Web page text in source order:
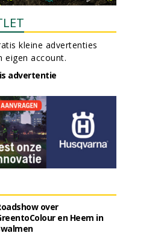
kleine advertenties
eigen account.
advertentie
over
en Heem in